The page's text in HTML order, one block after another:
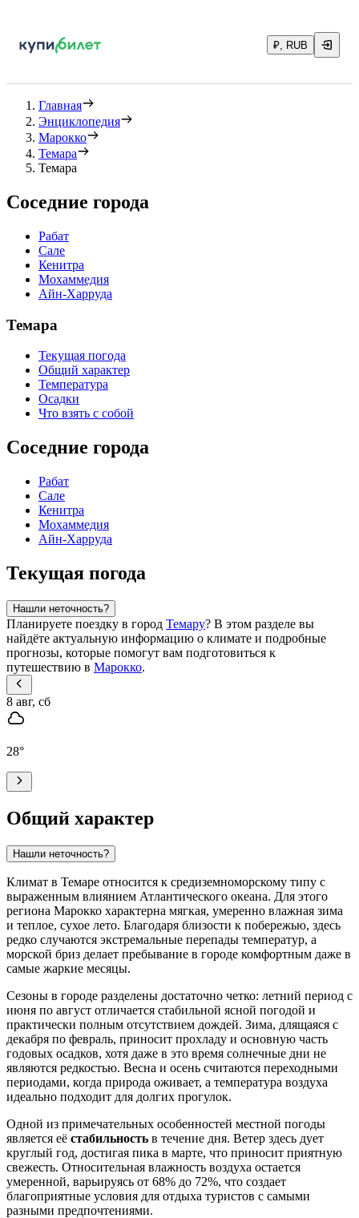
₽, RUB
Главная
Энциклопедия
Марокко
Темара
Темара
Соседние города
Рабат
Сале
Кенитра
Мохаммедия
Айн-Харруда
Темара
Текущая погода
Общий характер
Температура
Осадки
Что взять с собой
Соседние города
Рабат
Сале
Кенитра
Мохаммедия
Айн-Харруда
Текущая погода
Нашли неточность?
Планируете поездку в город Темару? В этом разделе вы
найдёте актуальную информацию о климате и подробные
прогнозы, которые помогут вам подготовиться к
путешествию в Марокко.
8 авг, сб
28°
Общий характер
Нашли неточность?
Климат в Темаре относится к средиземноморскому типу с
выраженным влиянием Атлантического океана. Для этого
региона Марокко характерна мягкая, умеренно влажная зима
и теплое, сухое лето. Благодаря близости к побережью, здесь
редко случаются экстремальные перепады температур, а
морской бриз делает пребывание в городе комфортным даже в
самые жаркие месяцы.
Сезоны в городе разделены достаточно четко: летний период с
июня по август отличается стабильной ясной погодой и
практически полным отсутствием дождей. Зима, длящаяся с
декабря по февраль, приносит прохладу и основную часть
годовых осадков, хотя даже в это время солнечные дни не
являются редкостью. Весна и осень считаются переходными
периодами, когда природа оживает, а температура воздуха
идеально подходит для долгих прогулок.
Одной из примечательных особенностей местной погоды
является её стабильность в течение дня. Ветер здесь дует
круглый год, достигая пика в марте, что приносит приятную
свежесть. Относительная влажность воздуха остается
умеренной, варьируясь от 68% до 72%, что создает
благоприятные условия для отдыха туристов с самыми
разными предпочтениями.